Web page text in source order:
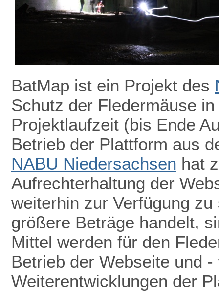
BatMap ist ein Projekt des
Schutz der Fledermäuse
Projektlaufzeit (bis Ende
Betrieb der Plattform aus
NABU Niedersachsen hat
Aufrechterhaltung der
weiterhin zur Verfügung
größere Beträge handelt,
Mittel werden für den
Betrieb der Webseite und
Weiterentwicklungen der